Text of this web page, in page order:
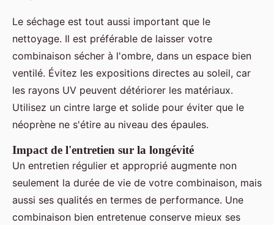
Le séchage est tout aussi important que le
nettoyage. Il est préférable de laisser votre
combinaison sécher à l'ombre, dans un espace bien
ventilé. Évitez les expositions directes au soleil, car
les rayons UV peuvent détériorer les matériaux.
Utilisez un cintre large et solide pour éviter que le
néoprène ne s'étire au niveau des épaules.
Impact de l'entretien sur la longévité
Un entretien régulier et approprié augmente non
seulement la durée de vie de votre combinaison, mais
aussi ses qualités en termes de performance. Une
combinaison bien entretenue conserve mieux ses